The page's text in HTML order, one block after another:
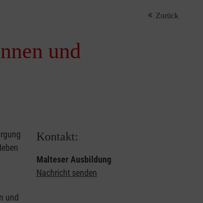
Zurück
und
und
Kontakt:
Malteser Ausbildung
Nachricht senden